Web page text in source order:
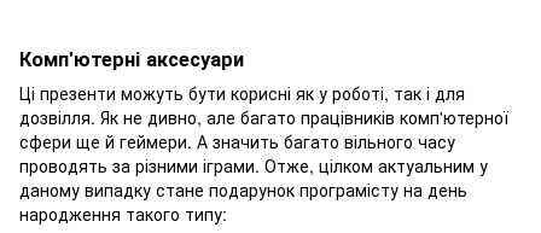
Комп'ютерні аксесуари
Ці презенти можуть бути корисні як у роботі, так і для
дозвілля. Як не дивно, але багато працівників комп'ютерної
сфери ще й геймери. А значить багато вільного часу
проводять за різними іграми. Отже, цілком актуальним у
даному випадку стане подарунок програмісту на день
народження такого типу: